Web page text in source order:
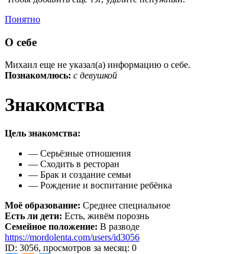
Понятно
О себе
Михаил еще не указал(а) информацию о себе.
Познакомлюсь: с девушкой
Знакомства
Цель знакомства:
— Серьёзные отношения
— Сходить в ресторан
— Брак и создание семьи
— Рождение и воспитание ребёнка
Моё образование: Среднее специальное
Есть ли дети: Есть, живём порознь
Семейное положение: В разводе
https://mordolenta.com/users/id3056
ID: 3056, просмотров за месяц: 0